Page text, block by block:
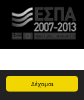
Δέχομαι